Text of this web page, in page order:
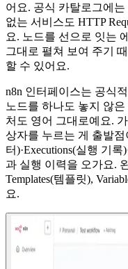
어요. 공식 카탈로그에는
없는 서비스도 HTTP
요. 노드를 선으로 잇는
그대로 펼쳐 보여 주기
할 수 있어요.
n8n 인터페이스는 공식
노드를 하나도 놓지 않
처도 영어 그대로예요.
상자를 누르는 게 출발점
터)·Executions(실행 기
과 실행 이력을 오가요.
Templates(템플릿),
요.